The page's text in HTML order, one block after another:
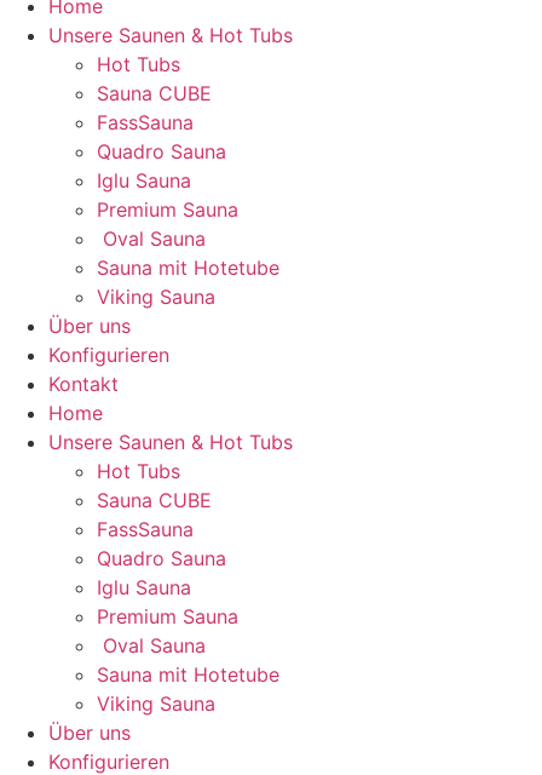
Home
Unsere Saunen & Hot Tubs
Hot Tubs
Sauna CUBE
FassSauna
Quadro Sauna
Iglu Sauna
Premium Sauna
Oval Sauna
Sauna mit Hotetube
Viking Sauna
Über uns
Konfigurieren
Kontakt
Home
Unsere Saunen & Hot Tubs
Hot Tubs
Sauna CUBE
FassSauna
Quadro Sauna
Iglu Sauna
Premium Sauna
Oval Sauna
Sauna mit Hotetube
Viking Sauna
Über uns
Konfigurieren